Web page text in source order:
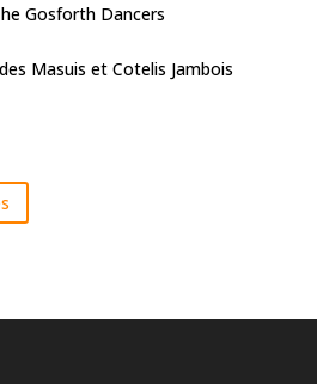
Gosforth Dancers
Masuis et Cotelis Jambois